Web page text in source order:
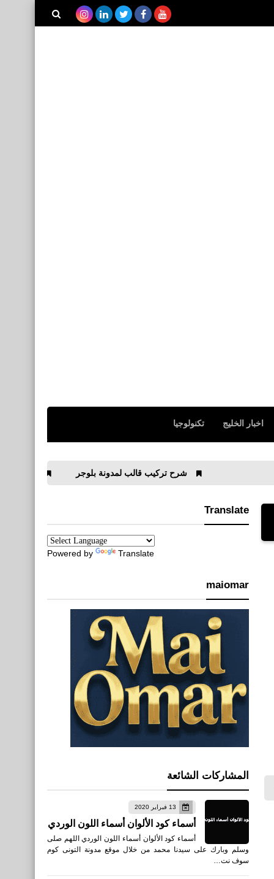
اخبار الخليج تكنولوجيا
شرح تركيب قالب لمدونة بلوجر كيفية اختبار الموقع
Translate
Powered by Translate
maiomar
المشاركات الشائعة
13 فبراير 2020
أسماء كود الألوان أسماء اللون الوردي
أسماء كود الألوان أسماء اللون الوردي اللهم صلى
وسلم وبارك على سيدنا محمد من خلال موقع مدونة التونى كوم
سوف نت…